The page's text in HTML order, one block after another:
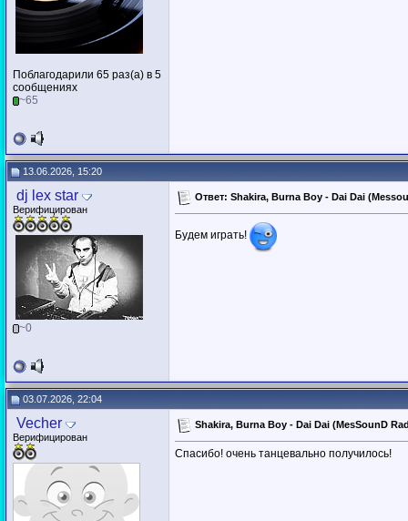
Поблагодарили 65 раз(а) в 5
сообщениях
~65
13.06.2026, 15:20
dj lex star
Верифицирован
~0
Ответ: Shakira, Burna Boy - Dai Dai
Будем играть!
03.07.2026, 22:04
Vecher
Верифицирован
Shakira, Burna Boy - Dai Dai (MesSounD
Спасибо! очень танцевально получилось!